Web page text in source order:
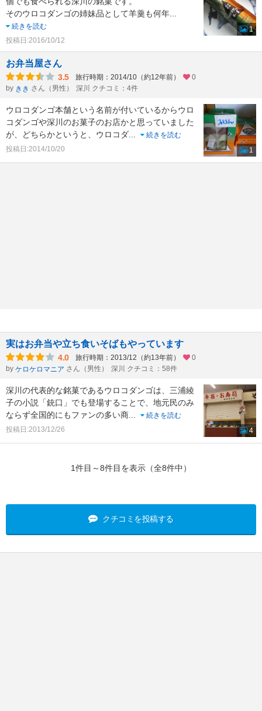
そのウロコダンゴの姉妹品として羊羹も何年...
続きを読む
投稿日:2016/10/12
1
お弁当屋さん
3.5 旅行時期：2014/10（約12年前）
0
by きき さん（男性） 深川 クチコミ：4件
ウロコダンゴ本舗という名前が付いているからウロ
コダンゴや深川のお菓子のお店かと思っていました
が、どちらかというと、ウロコダ...
続きを読む
投稿日:2014/10/20
1
実はお弁当や立ち食いそばもやっています
4.0 旅行時期：2013/12（約13年前）
0
by ケロケロマニア さん（男性） 深川 クチコミ：58件
深川の代表的な銘菓であるウロコダンゴは、三浦綾
子の小説「銃口」でも登場することで、地元民のみ
ならず全国的にもファンの多い商...
続きを読む
投稿日:2013/12/26
4
1件目～8件目を表示（全8件中）
クチコミを投稿する